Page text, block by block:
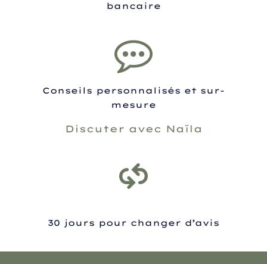
bancaire
Conseils personnalisés et sur-
mesure
Discuter avec Naïla
30 jours pour changer d’avis